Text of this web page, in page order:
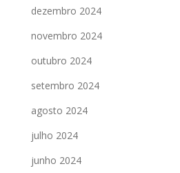
dezembro 2024
novembro 2024
outubro 2024
setembro 2024
agosto 2024
julho 2024
junho 2024